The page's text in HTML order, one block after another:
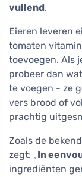
vullend.
Eieren leveren
tomaten
toevoegen. Als
probeer dan
te voegen - ze
vers brood of
prachtig
Zoals de
zegt: „In
ingrediënten